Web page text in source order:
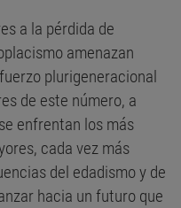
a la pérdida de
amenazan
plurigeneracional
de este número, a
enfrentan los más
cada vez más
del edadismo y de
hacia un futuro que